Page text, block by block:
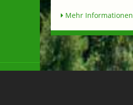
Mehr Informationen